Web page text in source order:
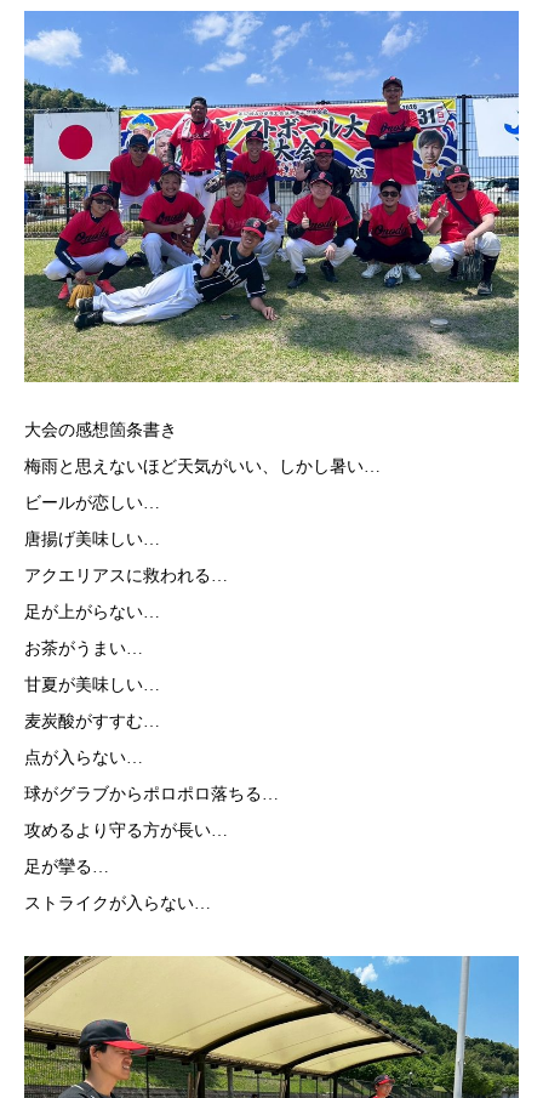
大会の感想箇条書き
梅雨と思えないほど天気がいい、しかし暑い…
ビールが恋しい…
唐揚げ美味しい…
アクエリアスに救われる…
足が上がらない…
お茶がうまい…
甘夏が美味しい…
麦炭酸がすすむ…
点が入らない…
球がグラブからポロポロ落ちる…
攻めるより守る方が長い…
足が攣る…
ストライクが入らない…